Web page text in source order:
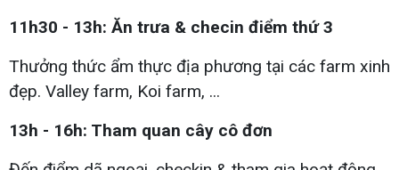
11h30 - 13h: Ăn trưa & checin điểm thứ 3
Thưởng thức ẩm thực địa phương tại các farm xinh
đẹp. Valley farm, Koi farm, ...
13h - 16h: Tham quan cây cô đơn